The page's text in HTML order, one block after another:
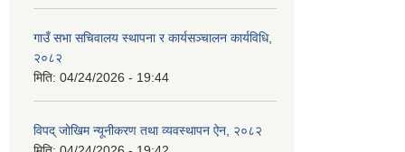
गाउँ सभा सचिवालय स्थापना र कार्यसञ्चालन कार्यविधि,
२०८२
मिति: 04/24/2026 - 19:44
विपद् जोखिम न्यूनीकरण तथा व्यवस्थापन ऐन, २०८२